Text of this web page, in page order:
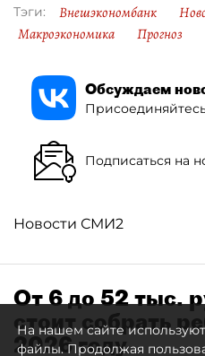
Тэги: Внешэкономбанк
Макроэкономика
Прогноз
Обсуждаем
Подписаться на
Новости СМИ2
От 6 до 52 тыс.
стоит собрать
2026 году
На нашем сайте
файлы. Продолжая